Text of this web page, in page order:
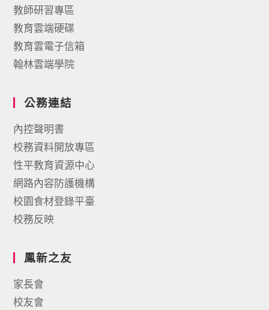
教師研習專區
教育雲端硬碟
教育雲電子信箱
翰林雲端學院
公務連結
內控聲明書
校務資料開放專區
性平教育資源中心
網路內容防護機構
校園食材登錄平臺
校務反映
鳳新之友
家長會
校友會